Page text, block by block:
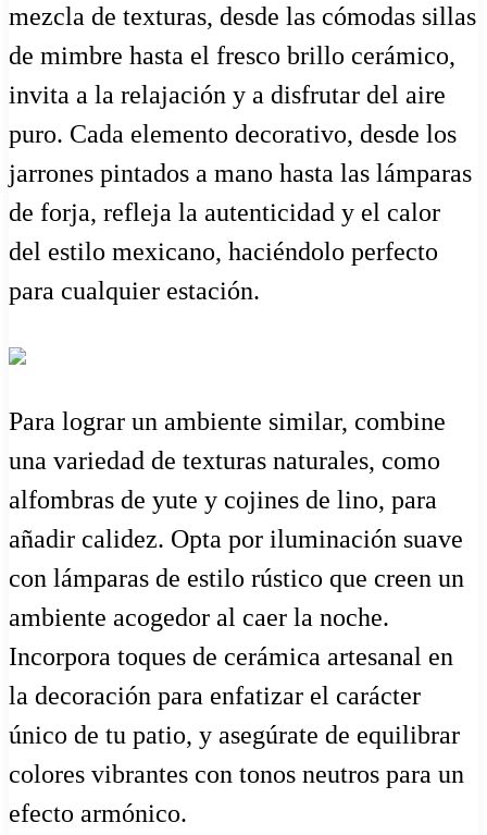
mezcla de texturas, desde las cómodas sillas
de mimbre hasta el fresco brillo cerámico,
invita a la relajación y a disfrutar del aire
puro. Cada elemento decorativo, desde los
jarrones pintados a mano hasta las lámparas
de forja, refleja la autenticidad y el calor
del estilo mexicano, haciéndolo perfecto
para cualquier estación.
Para lograr un ambiente similar, combine
una variedad de texturas naturales, como
alfombras de yute y cojines de lino, para
añadir calidez. Opta por iluminación suave
con lámparas de estilo rústico que creen un
ambiente acogedor al caer la noche.
Incorpora toques de cerámica artesanal en
la decoración para enfatizar el carácter
único de tu patio, y asegúrate de equilibrar
colores vibrantes con tonos neutros para un
efecto armónico.